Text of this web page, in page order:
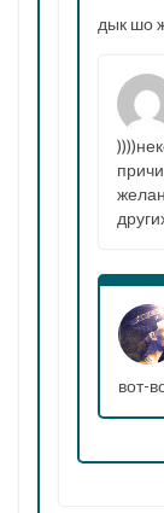
дык шо
вот-